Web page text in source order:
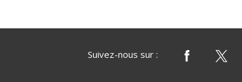
Suivez-nous sur :